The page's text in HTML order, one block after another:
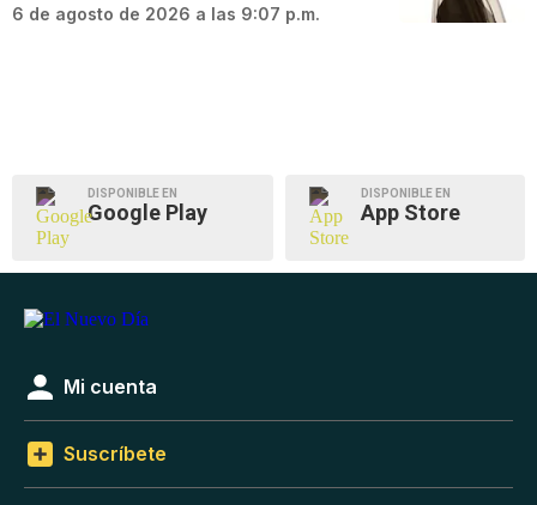
6 de agosto de 2026 a las 9:07 p.m.
DISPONIBLE EN
Google Play
DISPONIBLE EN
App Store
Mi cuenta
Suscríbete